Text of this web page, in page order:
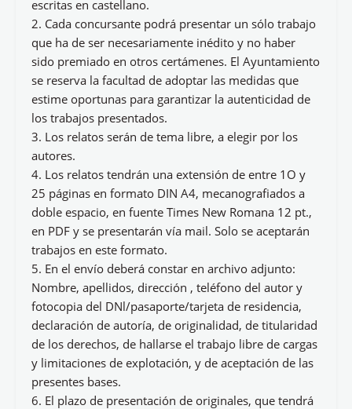
escritas en castellano.
2. Cada concursante podrá presentar un sólo trabajo
que ha de ser necesariamente inédito y no haber
sido premiado en otros certámenes. El Ayuntamiento
se reserva la facultad de adoptar las medidas que
estime oportunas para garantizar la autenticidad de
los trabajos presentados.
3. Los relatos serán de tema libre, a elegir por los
autores.
4. Los relatos tendrán una extensión de entre 1O y
25 páginas en formato DIN A4, mecanografiados a
doble espacio, en fuente Times New Romana 12 pt.,
en PDF y se presentarán vía mail. Solo se aceptarán
trabajos en este formato.
5. En el envío deberá constar en archivo adjunto:
Nombre, apellidos, dirección , teléfono del autor y
fotocopia del DNl/pasaporte/tarjeta de residencia,
declaración de autoría, de originalidad, de titularidad
de los derechos, de hallarse el trabajo libre de cargas
y limitaciones de explotación, y de aceptación de las
presentes bases.
6. El plazo de presentación de originales, que tendrá